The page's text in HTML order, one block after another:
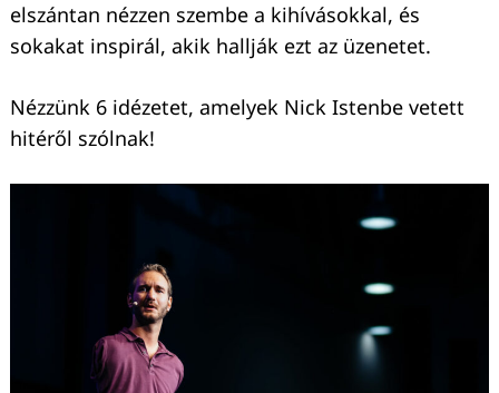
elszántan nézzen szembe a kihívásokkal, és
sokakat inspirál, akik hallják ezt az üzenetet.
Nézzünk 6 idézetet, amelyek Nick Istenbe vetett
hitéről szólnak!